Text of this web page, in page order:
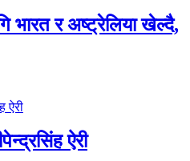
भारत र अष्ट्रेलिया खेल्दै,
ऐरी